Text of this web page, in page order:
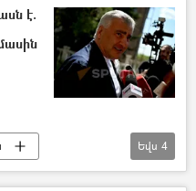
է.
Եվս 4